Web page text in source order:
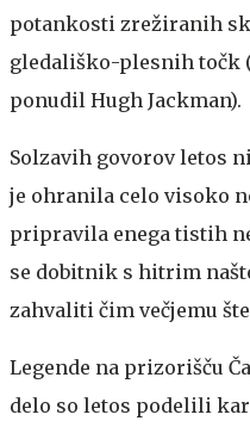
potankosti zrežiranih
gledališko-plesnih točk
ponudil Hugh Jackman).
Solzavih govorov letos
je ohranila celo visoko
pripravila enega tistih
se dobitnik s hitrim
zahvaliti čim večjemu
Legende na prizorišču
delo so letos podelili